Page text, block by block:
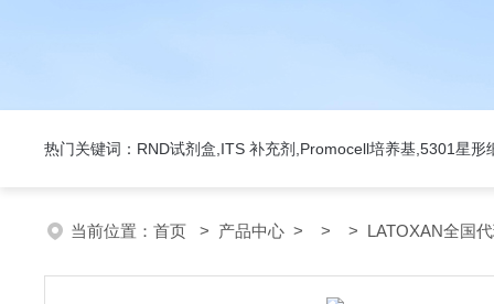
热门关键词：RND试剂盒,ITS 补充剂,Promocell培养基,5301星形
当前位置： 首页 > 产品中心 > > > LATOXAN全国代